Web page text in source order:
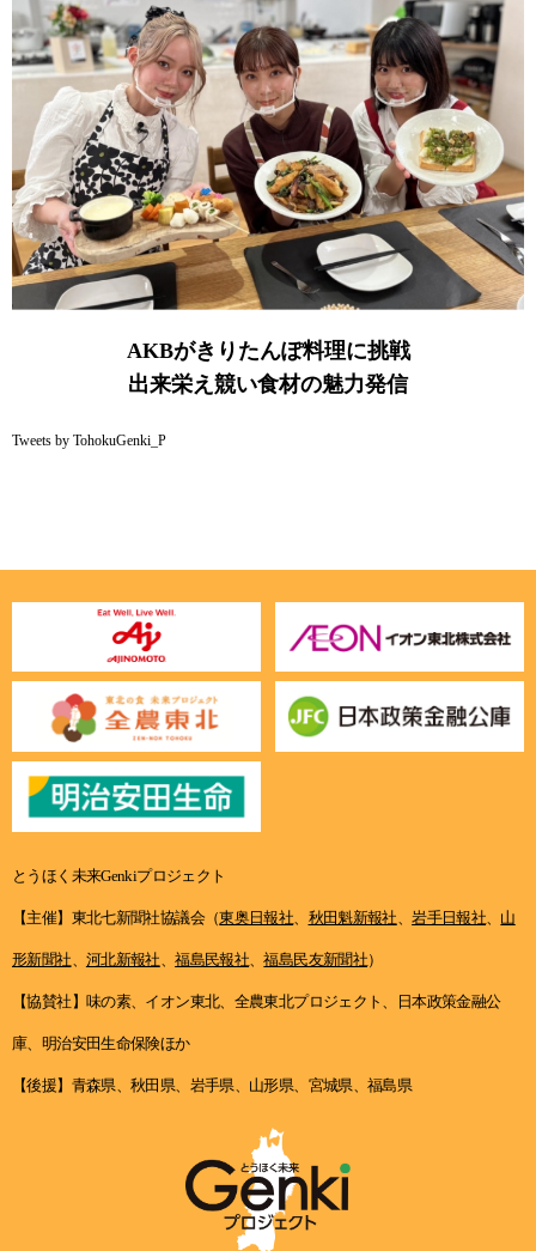
AKBがきりたんぽ料理に挑戦
出来栄え競い食材の魅力発信
Tweets by TohokuGenki_P
とうほく未来Genkiプロジェクト
【主催】東北七新聞社協議会（東奥日報社、 秋田魁新報社、岩手日報社、 山
形新聞社、 河北新報社、福島民報社、福島民友新聞社）
【協賛社】味の素、イオン東北、全農東北プロジェクト、日本政策金融公
庫、明治安田生命保険ほか
【後援】青森県、秋田県、岩手県、山形県、宮城県、福島県